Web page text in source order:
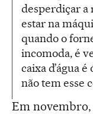
desperdiçar a
estar na
quando o
incomoda, é
caixa d’água
não tem esse
Em novembro,